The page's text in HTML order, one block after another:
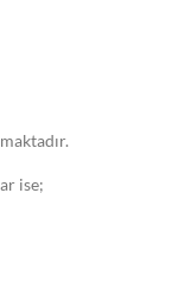
ise;